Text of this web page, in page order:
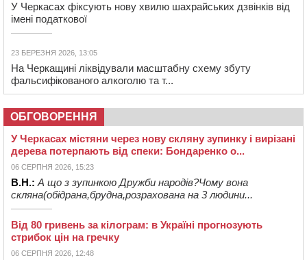
У Черкасах фіксують нову хвилю шахрайських дзвінків від
імені податкової
23 БЕРЕЗНЯ 2026, 13:05
На Черкащині ліквідували масштабну схему збуту
фальсифікованого алкоголю та т...
ОБГОВОРЕННЯ
У Черкасах містяни через нову скляну зупинку і вирізані
дерева потерпають від спеки: Бондаренко о...
06 СЕРПНЯ 2026, 15:23
В.Н.: А що з зупинкою Дружби народів?Чому вона
скляна(обідрана,брудна,розрахована на 3 людини...
Від 80 гривень за кілограм: в Україні прогнозують
стрибок цін на гречку
06 СЕРПНЯ 2026, 12:48